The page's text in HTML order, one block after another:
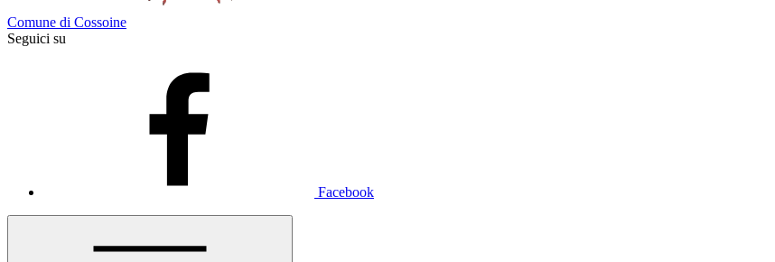
Comune di Cossoine
Seguici su
Facebook